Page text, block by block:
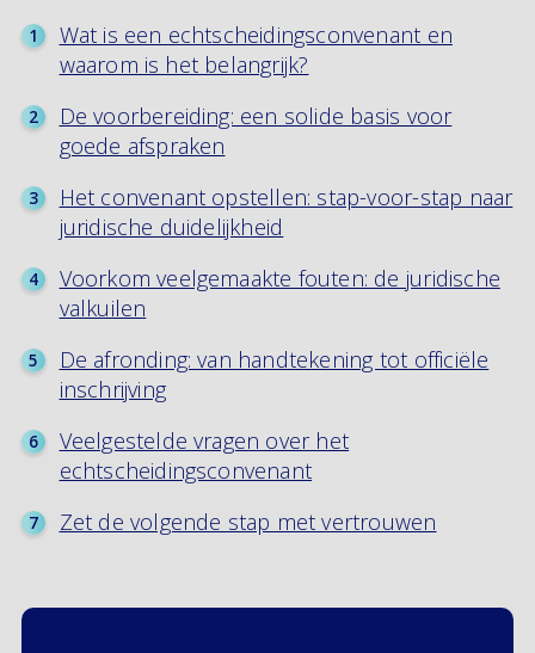
Wat is een echtscheidingsconvenant en
waarom is het belangrijk?
De voorbereiding: een solide basis voor
goede afspraken
Het convenant opstellen: stap-voor-stap naar
juridische duidelijkheid
Voorkom veelgemaakte fouten: de juridische
valkuilen
De afronding: van handtekening tot officiële
inschrijving
Veelgestelde vragen over het
echtscheidingsconvenant
Zet de volgende stap met vertrouwen